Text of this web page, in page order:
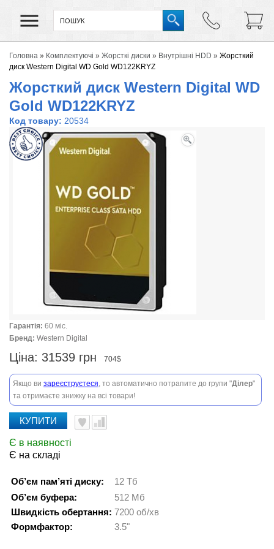
Головна » Комплектуючі » Жорсткі диски » Внутрішні HDD » Жорсткий
диск Western Digital WD Gold WD122KRYZ
Жорсткий диск Western Digital WD
Gold WD122KRYZ
Код товару: 20534
Гарантія: 60 міс.
Бренд: Western Digital
Ціна: 31539 грн 704$
Якщо ви зареєструєтеся, то автоматично потрапите до групи "Ділер"
та отримаєте знижку на всі товари!
КУПИТИ
Є в наявності
Є на складі
Об’єм пам’яті диску:
12 Тб
Об’єм буфера:
512 Мб
Швидкість обертання: 7200 об/хв
Формфактор:
3.5"